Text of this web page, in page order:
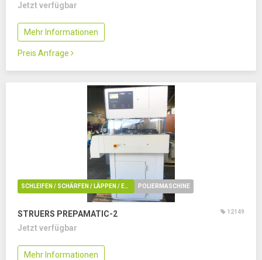
Jetzt verfügbar
Mehr Informationen
Preis Anfrage
SCHLEIFEN / SCHÄRFEN / LÄPPEN / ENTGRATUNG / POLIEREN POLIERMASCHINE
STRUERS PREPAMATIC-2 12149
Jetzt verfügbar
Mehr Informationen